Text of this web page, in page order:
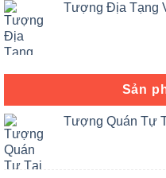
Tượng Địa Tạng
Sản
Tượng Quán Tự